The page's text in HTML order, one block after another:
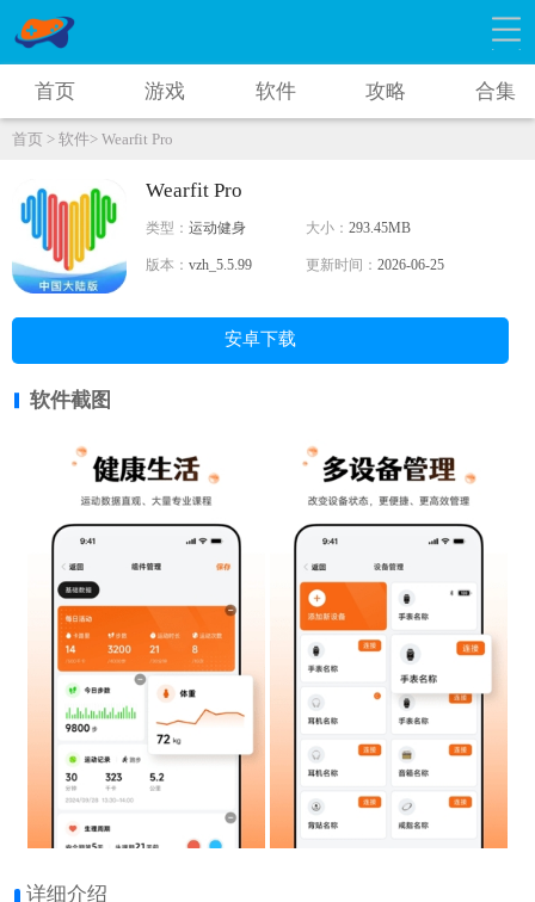
首页 游戏 软件 攻略 合集
首页 > 软件> Wearfit Pro
Wearfit Pro
类型：运动健身 大小： 293.45MB
版本：vzh_5.5.99 更新时间： 2026-06-25
安卓下载
软件截图
详细介绍